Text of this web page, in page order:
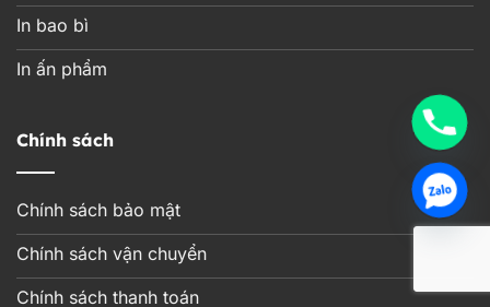
In bao bì
In ấn phẩm
Chính sách
Chính sách bảo mật
Chính sách vận chuyển
Chính sách thanh toán